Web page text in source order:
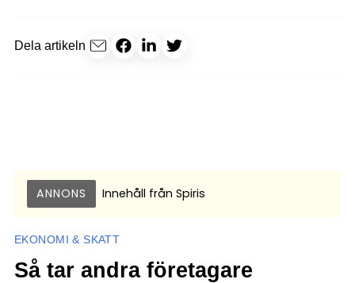
Dela artikeln
ANNONS Innehåll från Spiris
EKONOMI & SKATT
Så tar andra företagare